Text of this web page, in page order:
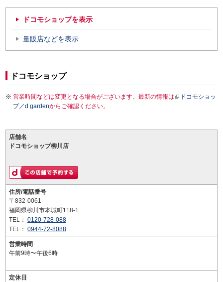
ドコモショップを表示
量販店などを表示
ドコモショップ
営業時間などは変更となる場合がございます。最新の情報は
ドコモショッ
プ／d gardenからご確認ください。
店舗名
ドコモショップ柳川店
住所/電話番号
〒832-0061
福岡県柳川市本城町118-1
TEL： 0120-728-088
TEL： 0944-72-8088
営業時間
午前9時〜午後6時
定休日